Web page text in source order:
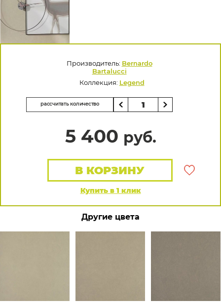
Производитель: Bernardo
Bartalucci
Коллекция: Legend
рассчитать количество
5 400 руб.
Купить в 1 клик
В КОРЗИНУ
Другие цвета